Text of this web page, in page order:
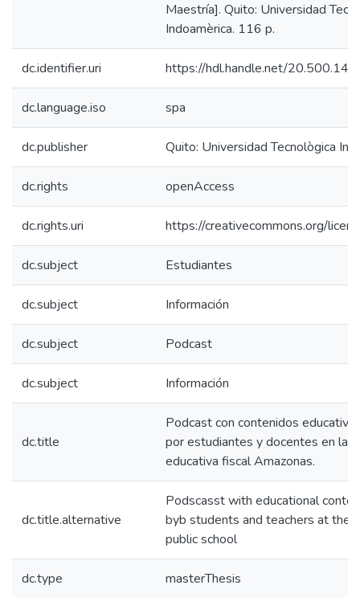
Maestría]. Quito: Universidad
Indoamèrica. 116 p.
dc.identifier.uri https://hdl.handle.net/
dc.language.iso spa
dc.publisher Quito: Universidad Tecnològica
dc.rights openAccess
dc.rights.uri https://creativecommons.org/
dc.subject Estudiantes
dc.subject Información
dc.subject Podcast
dc.subject Información
dc.title
Podcast con contenidos
por estudiantes y docentes en la
educativa fiscal Amazonas.
dc.title.alternative
Podscasst with educational
byb students and teachers at the
public school
dc.type masterThesis